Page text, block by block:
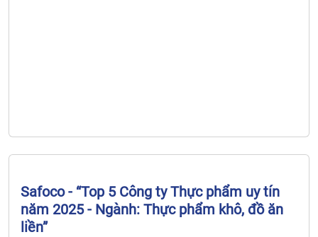
Safoco - “Top 5 Công ty Thực phẩm uy tín
năm 2025 - Ngành: Thực phẩm khô, đồ ăn
liền”